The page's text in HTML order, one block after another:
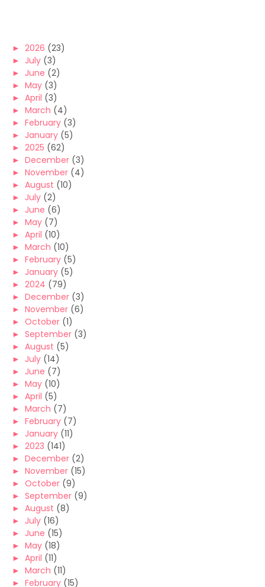
► 2026 (23)
► July (3)
► June (2)
► May (3)
► April (3)
► March (4)
► February (3)
► January (5)
► 2025 (62)
► December (3)
► November (4)
► August (10)
► July (2)
► June (6)
► May (7)
► April (10)
► March (10)
► February (5)
► January (5)
► 2024 (79)
► December (3)
► November (6)
► October (1)
► September (3)
► August (5)
► July (14)
► June (7)
► May (10)
► April (5)
► March (7)
► February (7)
► January (11)
► 2023 (141)
► December (2)
► November (15)
► October (9)
► September (9)
► August (8)
► July (16)
► June (15)
► May (18)
► April (11)
► March (11)
► February (15)